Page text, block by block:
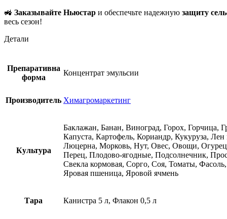
🚜 Заказывайте Ньюстар и обеспечьте надежную защиту
весь сезон!
Детали
Препаративна
форма
Концентрат эмульсии
Производитель Химагромаркетинг
Культура
Баклажан, Банан, Виноград, Горох, Горчица,
Капуста, Картофель, Кориандр, Кукуруза,
Люцерна, Морковь, Нут, Овес, Овощи,
Перец, Плодово-ягодные, Подсолнечник,
Свекла кормовая, Сорго, Соя, Томаты,
Яровая пшеница, Яровой ячмень
Тара Канистра 5 л, Флакон 0,5 л